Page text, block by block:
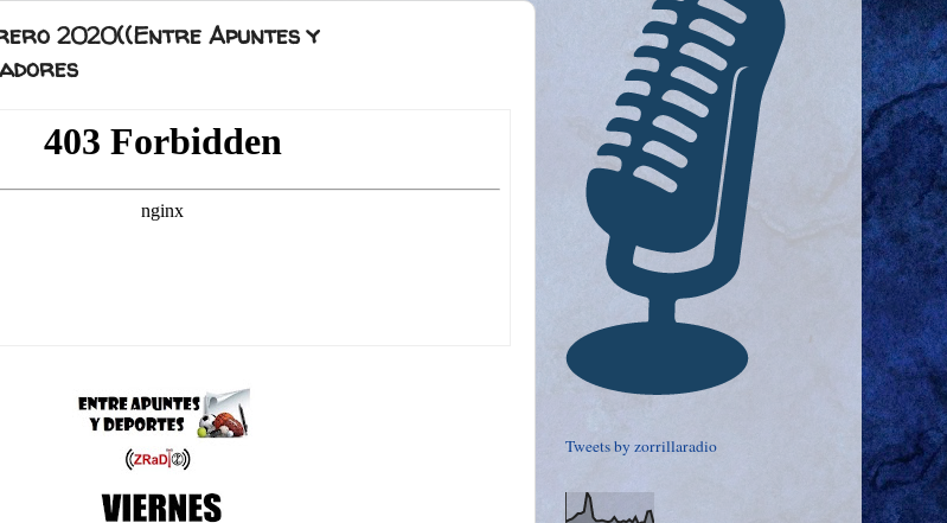
2020((Entre Apuntes y
Tweets by zorrillaradio